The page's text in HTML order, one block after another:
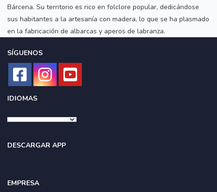
Bárcena. Su territorio es rico en folclore popular, dedicándose
sus habitantes a la artesanía con madera, lo que se ha plasmado
en la fabricación de albarcas y aperos de labranza.
SÍGUENOS
IDIOMAS
DESCARGAR APP
EMPRESA